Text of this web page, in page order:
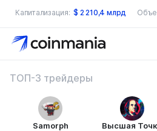
Капитализация: $ 2 210,4 млрд
ТОП-3 трейдеры
Samorph Высшая